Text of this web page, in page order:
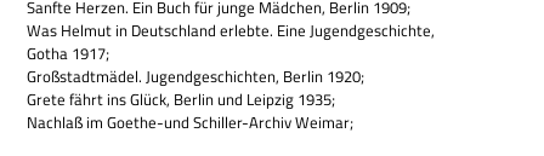
Sanfte Her­zen. Ein Buch für junge Mäd­chen, Ber­lin 1909;
Was Hel­mut in Deutsch­land erlebte. Eine Jugend­ge­schichte,
Gotha 1917;
Groß­stadt­mä­del. Jugend­ge­schich­ten, Ber­lin 1920;
Grete fährt ins Glück, Ber­lin und Leip­zig 1935;
Nach­laß im Goe­the-und Schil­ler-Archiv Weimar;